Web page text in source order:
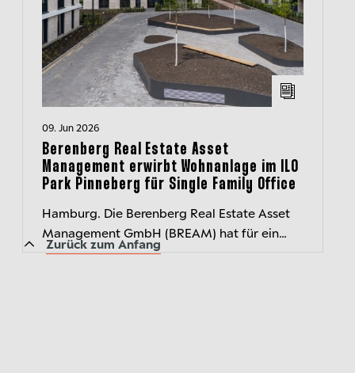
09. Jun 2026
Berenberg Real Estate Asset
Management erwirbt Wohnanlage im ILO
Park Pinneberg für Single Family Office
Hamburg. Die Berenberg Real Estate Asset
Management GmbH (BREAM) hat für ein
Individualmandat drei Wohnhäuser An der
Zurück zum Anfang